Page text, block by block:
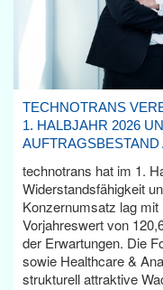
TECHNOTRANS
1. HALBJAHR 2026
AUFTRAGSBESTAND
technotrans hat im 1.
Widerstandsfähigkeit
Konzernumsatz lag
Vorjahreswert von
der Erwartungen. Die
sowie Healthcare &
strukturell attraktive